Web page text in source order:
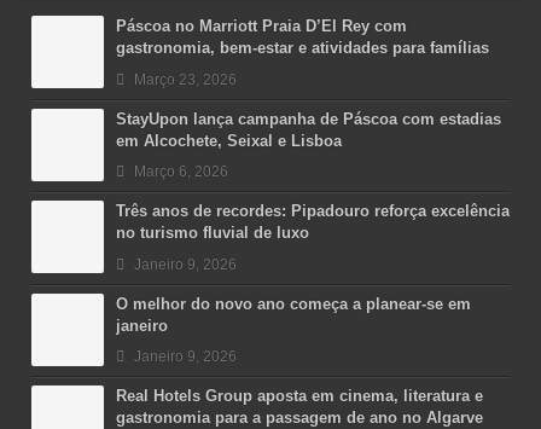
Páscoa no Marriott Praia D’El Rey com
gastronomia, bem-estar e atividades para famílias
Março 23, 2026
StayUpon lança campanha de Páscoa com estadias
em Alcochete, Seixal e Lisboa
Março 6, 2026
Três anos de recordes: Pipadouro reforça excelência
no turismo fluvial de luxo
Janeiro 9, 2026
O melhor do novo ano começa a planear-se em
janeiro
Janeiro 9, 2026
Real Hotels Group aposta em cinema, literatura e
gastronomia para a passagem de ano no Algarve